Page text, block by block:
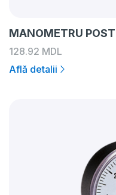
MANOMETRU
128.92 MDL
Află detalii